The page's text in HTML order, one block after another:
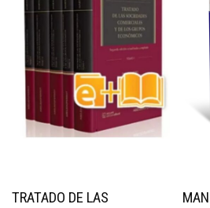
TRATADO DE LAS